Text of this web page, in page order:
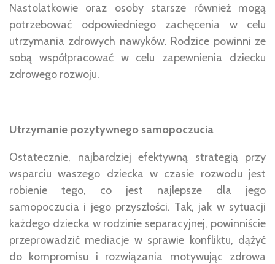
Nastolatkowie oraz osoby starsze również mogą
potrzebować odpowiedniego zachęcenia w celu
utrzymania zdrowych nawyków. Rodzice powinni ze
sobą współpracować w celu zapewnienia dziecku
zdrowego rozwoju.
Utrzymanie pozytywnego samopoczucia
Ostatecznie, najbardziej efektywną strategią przy
wsparciu waszego dziecka w czasie rozwodu jest
robienie tego, co jest najlepsze dla jego
samopoczucia i jego przyszłości. Tak, jak w sytuacji
każdego dziecka w rodzinie separacyjnej, powinniście
przeprowadzić mediacje w sprawie konfliktu, dążyć
do kompromisu i rozwiązania motywując zdrowa